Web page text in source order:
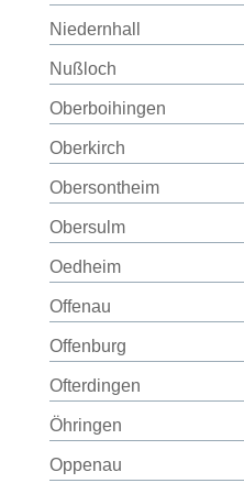
Niedernhall
Nußloch
Oberboihingen
Oberkirch
Obersontheim
Obersulm
Oedheim
Offenau
Offenburg
Ofterdingen
Öhringen
Oppenau